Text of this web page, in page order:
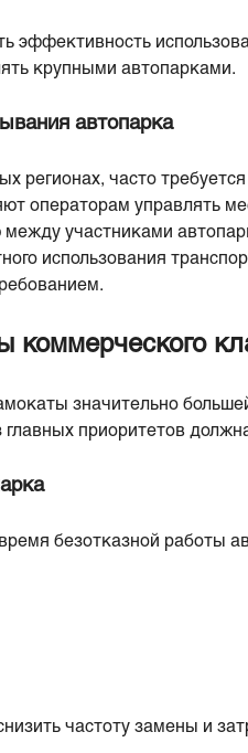
эффективность
крупными автопарками.
автопарка
часто
операторам управлять
участниками
использования
коммерческого
значительно
приоритетов
безотказной работы
частоту замены и